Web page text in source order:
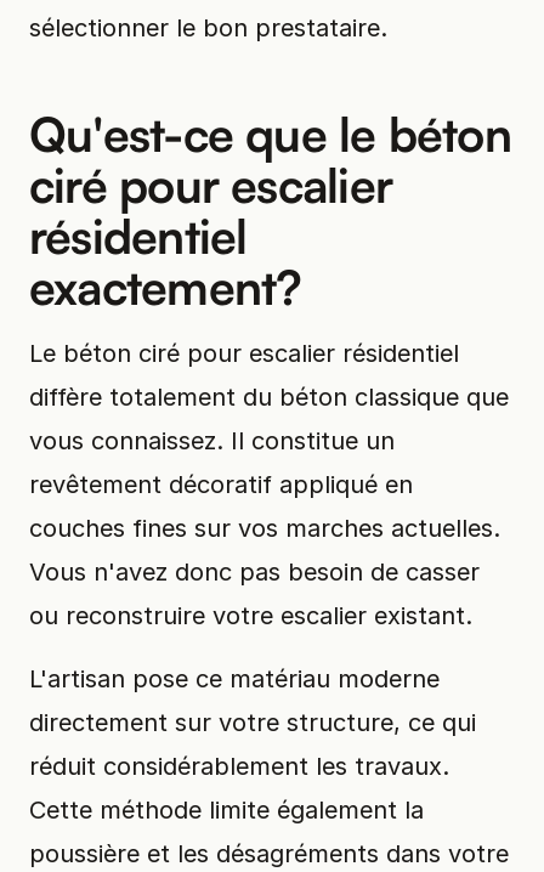
sélectionner le bon prestataire.
Qu'est-ce que le béton
ciré pour escalier
résidentiel
exactement?
Le béton ciré pour escalier résidentiel
diffère totalement du béton classique que
vous connaissez. Il constitue un
revêtement décoratif appliqué en
couches fines sur vos marches actuelles.
Vous n'avez donc pas besoin de casser
ou reconstruire votre escalier existant.
L'artisan pose ce matériau moderne
directement sur votre structure, ce qui
réduit considérablement les travaux.
Cette méthode limite également la
poussière et les désagréments dans votre